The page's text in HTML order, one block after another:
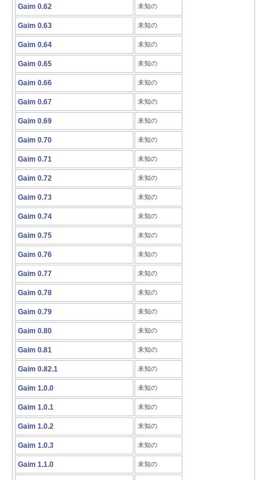
Gaim 0.62 未知の
Gaim 0.63 未知の
Gaim 0.64 未知の
Gaim 0.65 未知の
Gaim 0.66 未知の
Gaim 0.67 未知の
Gaim 0.69 未知の
Gaim 0.70 未知の
Gaim 0.71 未知の
Gaim 0.72 未知の
Gaim 0.73 未知の
Gaim 0.74 未知の
Gaim 0.75 未知の
Gaim 0.76 未知の
Gaim 0.77 未知の
Gaim 0.78 未知の
Gaim 0.79 未知の
Gaim 0.80 未知の
Gaim 0.81 未知の
Gaim 0.82.1 未知の
Gaim 1.0.0 未知の
Gaim 1.0.1 未知の
Gaim 1.0.2 未知の
Gaim 1.0.3 未知の
Gaim 1.1.0 未知の